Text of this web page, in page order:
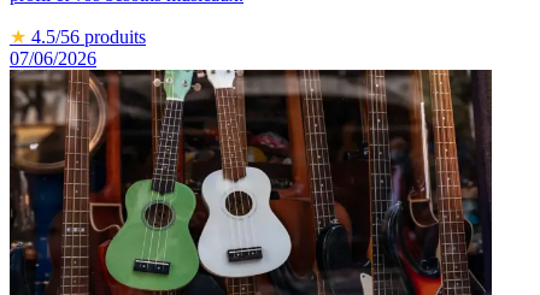
★ 4.5/56 produits
07/06/2026